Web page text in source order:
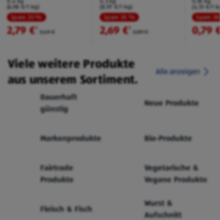
(6,98 €/1 kg)
Spare 20 %
2,79 €² 3,49 €
(8,97 €/1 kg)
Spare 30 %
2,69 €² 3,89 €
(4,51 €/1
Spare
0,79
Viele weitere Produkte
aus unserem Sortiment.
Alle anzeigen
Dauerhaft
günstig
Neue Produkte
Markenprodukte Bio-Produkte
Fairtrade
Produkte
Vegetarische &
Vegane Produkte
Fleisch & Fisch
Wurst &
Aufschnitt